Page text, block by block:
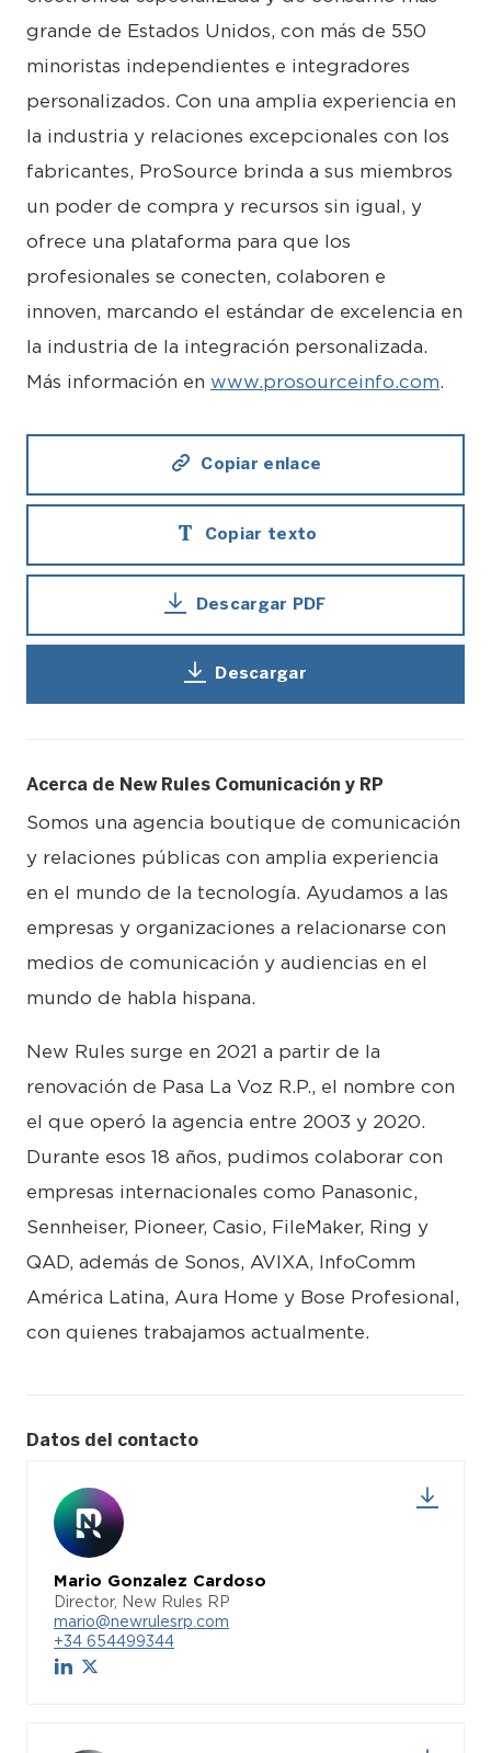
grande de Estados Unidos, con más de 550
minoristas independientes e integradores
personalizados. Con una amplia experiencia en
la industria y relaciones excepcionales con los
fabricantes, ProSource brinda a sus miembros
un poder de compra y recursos sin igual, y
ofrece una plataforma para que los
profesionales se conecten, colaboren e
innoven, marcando el estándar de excelencia en
la industria de la integración personalizada.
Más información en www.prosourceinfo.com.
Copiar enlace
Copiar texto
Descargar PDF
Descargar
Acerca de New Rules Comunicación y RP
Somos una agencia boutique de comunicación
y relaciones públicas con amplia experiencia
en el mundo de la tecnología. Ayudamos a las
empresas y organizaciones a relacionarse con
medios de comunicación y audiencias en el
mundo de habla hispana.
New Rules surge en 2021 a partir de la
renovación de Pasa La Voz R.P., el nombre con
el que operó la agencia entre 2003 y 2020.
Durante esos 18 años, pudimos colaborar con
empresas internacionales como Panasonic,
Sennheiser, Pioneer, Casio, FileMaker, Ring y
QAD, además de Sonos, AVIXA, InfoComm
América Latina, Aura Home y Bose Profesional,
con quienes trabajamos actualmente.
Datos del contacto
Mario Gonzalez Cardoso
Director, New Rules RP
mario@newrulesrp.com
+34 654499344